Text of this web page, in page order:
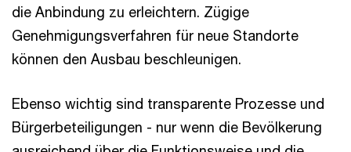
die Anbindung zu erleichtern. Zügige
Genehmigungsverfahren für neue Standorte
können den Ausbau beschleunigen.
Ebenso wichtig sind transparente Prozesse und
Bürgerbeteiligungen - nur wenn die Bevölkerung